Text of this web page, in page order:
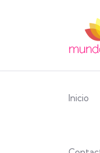
Inicio